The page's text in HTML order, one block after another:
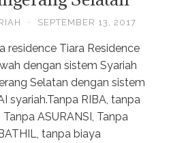
· SEPTEMBER 13, 2017
residence Tiara Residence
dengan sistem Syariah
Selatan dengan sistem
syariah.Tanpa RIBA, tanpa
ASURANSI, Tanpa
tanpa biaya